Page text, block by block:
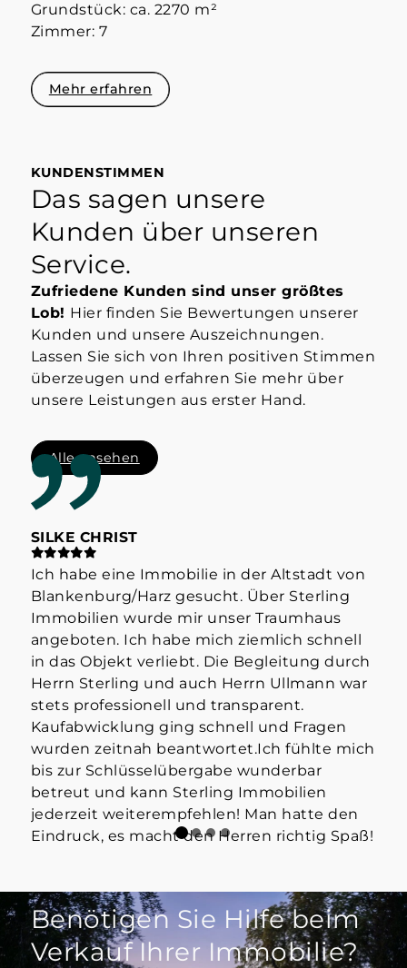
Grundstück: ca. 2270 m²
Zimmer: 7
Mehr erfahren
KUNDENSTIMMEN
Das sagen unsere
Kunden über unseren
Service.
Zufriedene Kunden sind unser größtes
Lob! Hier finden Sie Bewertungen unserer
Kunden und unsere Auszeichnungen.
Lassen Sie sich von Ihren positiven Stimmen
überzeugen und erfahren Sie mehr über
unsere Leistungen aus erster Hand.
Alle ansehen
SILKE CHRIST
Ich habe eine Immobilie in der Altstadt von
Blankenburg/Harz gesucht. Über Sterling
Immobilien wurde mir unser Traumhaus
angeboten. Ich habe mich ziemlich schnell
in das Objekt verliebt. Die Begleitung durch
Herrn Sterling und auch Herrn Ullmann war
stets professionell und transparent.
Kaufabwicklung ging schnell und Fragen
wurden zeitnah beantwortet.Ich fühlte mich
bis zur Schlüsselübergabe wunderbar
betreut und kann Sterling Immobilien
jederzeit weiterempfehlen! Man hatte den
Eindruck, es macht den Herren richtig Spaß!
Benötigen Sie Hilfe beim
Verkauf Ihrer Immobilie?